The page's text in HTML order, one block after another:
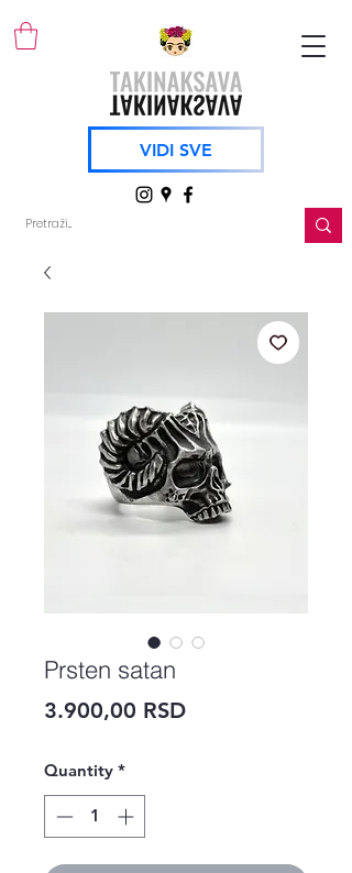
VIDI SVE
Prsten satan
3.900,00 RSDPrice
Quantity *